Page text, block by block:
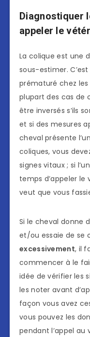
Diagnostiquer
appeler le
La colique est une
sous-estimer.
prématuré chez les
plupart des cas de
être inversés s’ils
et si des mesures
cheval présente
coliques, vous
signes vitaux ; si
temps d’appeler le
veut que vous
Si le cheval donne
et/ou essaie de se
excessivement, il
commencer à le
idée de vérifier les
les noter avant
façon vous avez
vous pouvez les
pendant l’appel au